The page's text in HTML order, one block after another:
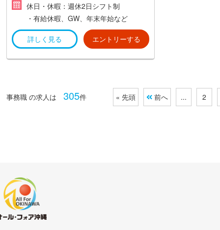
休日・休暇：週休2日シフト制
・有給休暇、GW、年末年始など
詳しく見る エントリーする
事務職 の求人は 305件 « 先頭 前へ ... 2